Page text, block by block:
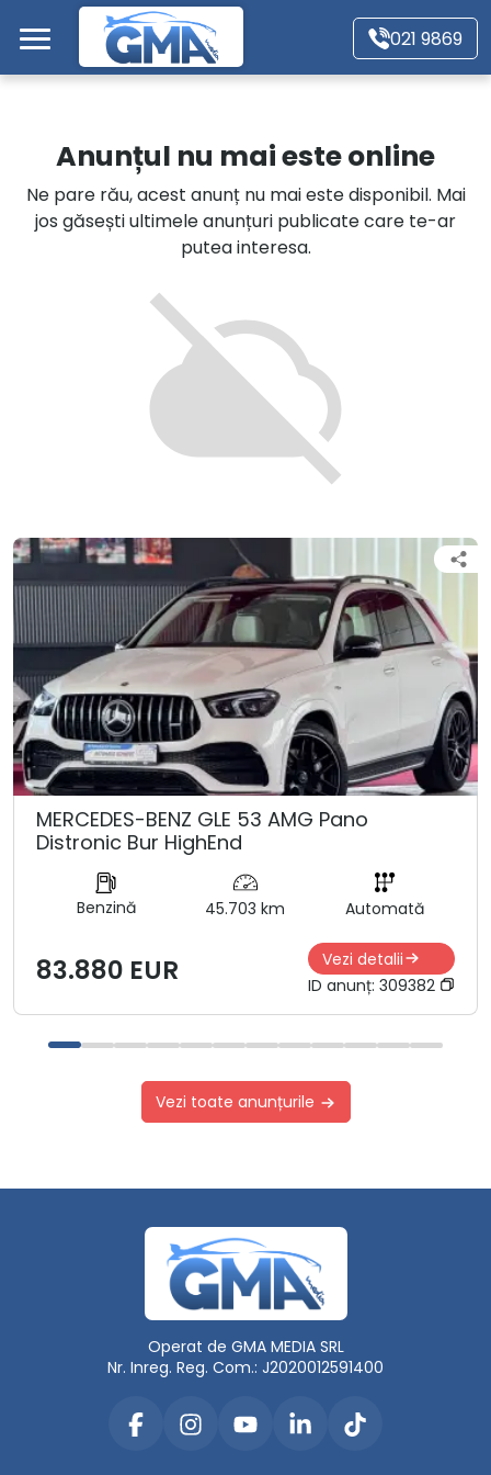
Mergi direct la conținutul principal
021 9869
Autoturisme
Motociclete
Autoutilitare
Alte tipuri vehicule
Anunțul nu mai este online
Ne pare rău, acest anunț nu mai este disponibil. Mai
jos găsești ultimele anunțuri publicate care te-ar
putea interesa.
MERCEDES-BENZ GLE 53 AMG Pano
Distronic Bur HighEnd
Benzină 45.703 km Automată
83.880 EUR
Vezi detalii
ID anunț: 309382
Vezi toate anunțurile
Operat de GMA MEDIA SRL
Nr. Inreg. Reg. Com.: J2020012591400